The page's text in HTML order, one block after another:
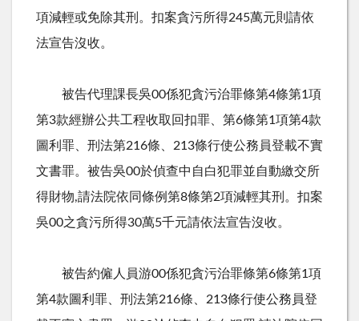
項減輕或免除其刑。扣案貪污所得245萬元則請依
法宣告沒收。
被告代理課長吳00係犯貪污治罪條第4條第1項
第3款經辦公共工程收取回扣罪、第6條第1項第4款
圖利罪、刑法第216條、213條行使公務員登載不實
文書罪。被告吳00於偵查中自白犯罪並自動繳交所
得財物,請法院依同條例第8條第2項減輕其刑。扣案
吳00之貪污所得30萬5千元請依法宣告沒收。
被告約僱人員游00係犯貪污治罪條第6條第1項
第4款圖利罪、刑法第216條、213條行使公務員登